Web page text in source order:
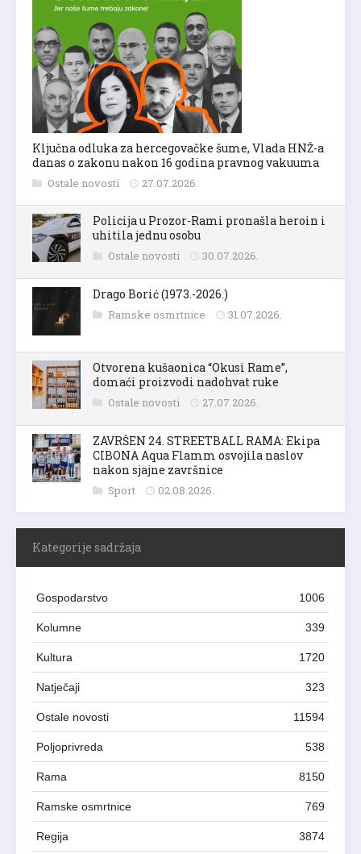
Ključna odluka za hercegovačke šume, Vlada HNŽ-a
danas o zakonu nakon 16 godina pravnog vakuuma
Ostale novosti 27.07.2026.
Policija u Prozor-Rami pronašla heroin i
uhitila jednu osobu
Ostale novosti 30.07.2026.
Drago Borić (1973.-2026.)
Ramske osmrtnice 31.07.2026.
Otvorena kušaonica “Okusi Rame”,
domaći proizvodi nadohvat ruke
Ostale novosti 27.07.2026.
ZAVRŠEN 24. STREETBALL RAMA: Ekipa
CIBONA Aqua Flamm osvojila naslov
nakon sjajne završnice
Sport 02.08.2026.
Kategorije sadržaja
Gospodarstvo 1006
Kolumne 339
Kultura 1720
Natječaji 323
Ostale novosti 11594
Poljoprivreda 538
Rama 8150
Ramske osmrtnice 769
Regija 3874